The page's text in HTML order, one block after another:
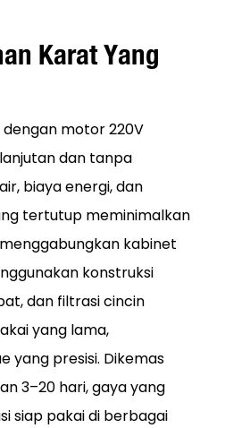
Karat Yang
motor 220V
dan tanpa
biaya energi, dan
tertutup meminimalkan
kabinet
konstruksi
dan filtrasi cincin
yang lama,
yang presisi. Dikemas
3–20 hari, gaya yang
siap pakai di berbagai